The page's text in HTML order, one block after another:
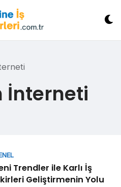
İnterneti
Trendler ile Karlı İş
Geliştirmenin Yolu